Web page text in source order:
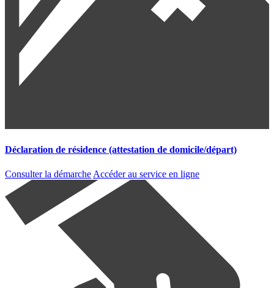
Déclaration de résidence (attestation de domicile/départ)
Consulter la démarche Accéder au service en ligne